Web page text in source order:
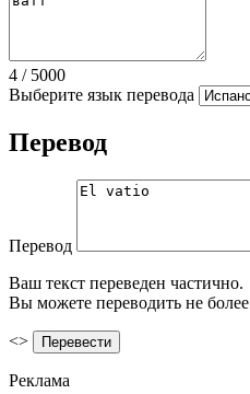
4 / 5000
Выберите язык перевода
Перевод
Перевод
Ваш текст переведен частично.
Вы можете переводить не более
<>
Реклама